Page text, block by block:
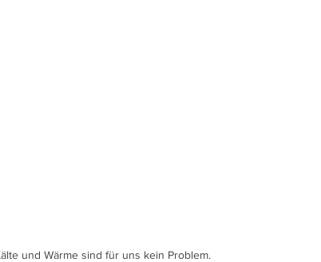
und Wärme sind für uns kein Problem.